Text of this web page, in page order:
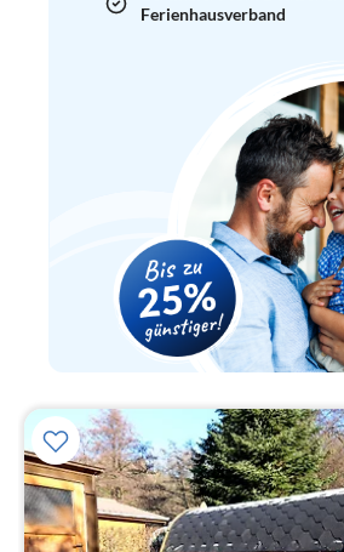
Ferienhausverband